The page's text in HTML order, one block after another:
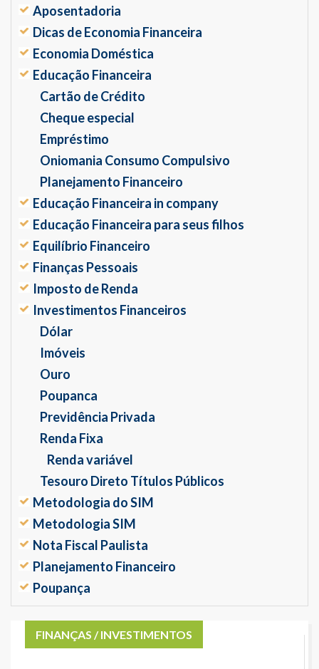
Aposentadoria
Dicas de Economia Financeira
Economia Doméstica
Educação Financeira
Cartão de Crédito
Cheque especial
Empréstimo
Oniomania Consumo Compulsivo
Planejamento Financeiro
Educação Financeira in company
Educação Financeira para seus filhos
Equilíbrio Financeiro
Finanças Pessoais
Imposto de Renda
Investimentos Financeiros
Dólar
Imóveis
Ouro
Poupanca
Previdência Privada
Renda Fixa
Renda variável
Tesouro Direto Títulos Públicos
Metodologia do SIM
Metodologia SIM
Nota Fiscal Paulista
Planejamento Financeiro
Poupança
FINANÇAS / INVESTIMENTOS